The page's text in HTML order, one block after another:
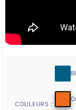
COULEURS :